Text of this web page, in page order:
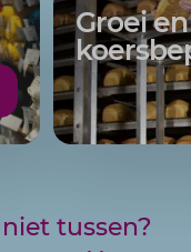
Groei en
tussen?